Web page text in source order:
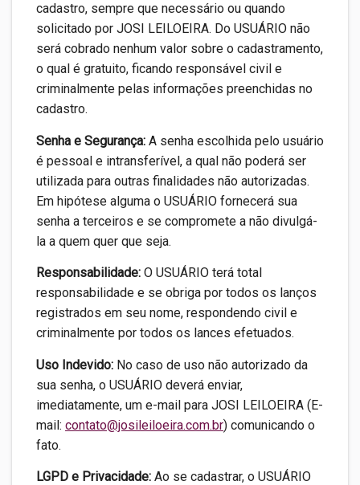
cadastro, sempre que necessário ou quando
solicitado por JOSI LEILOEIRA. Do USUÁRIO não
será cobrado nenhum valor sobre o cadastramento,
o qual é gratuito, ficando responsável civil e
criminalmente pelas informações preenchidas no
cadastro.
Senha e Segurança: A senha escolhida pelo usuário
é pessoal e intransferível, a qual não poderá ser
utilizada para outras finalidades não autorizadas.
Em hipótese alguma o USUÁRIO fornecerá sua
senha a terceiros e se compromete a não divulgá-
la a quem quer que seja.
Responsabilidade: O USUÁRIO terá total
responsabilidade e se obriga por todos os lanços
registrados em seu nome, respondendo civil e
criminalmente por todos os lances efetuados.
Uso Indevido: No caso de uso não autorizado da
sua senha, o USUÁRIO deverá enviar,
imediatamente, um e-mail para JOSI LEILOEIRA (E-
mail: contato@josileiloeira.com.br) comunicando o
fato.
LGPD e Privacidade: Ao se cadastrar, o USUÁRIO